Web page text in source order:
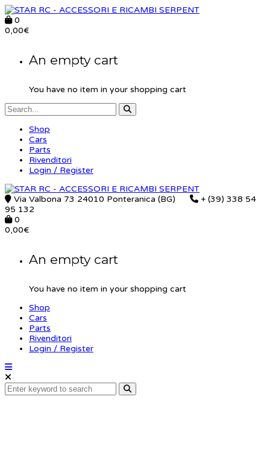
0
0,00€
An empty cart
You have no item in your shopping cart
Shop
Cars
Parts
Rivenditori
Login / Register
Via Valbona 73 24010 Ponteranica (BG)
+ (39) 338 54
95 132
0
0,00€
An empty cart
You have no item in your shopping cart
Shop
Cars
Parts
Rivenditori
Login / Register